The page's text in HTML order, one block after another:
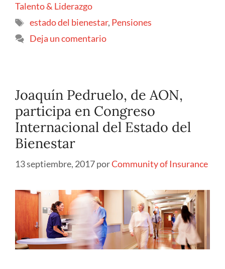
Talento & Liderazgo
estado del bienestar, Pensiones
Deja un comentario
Joaquín Pedruelo, de AON,
participa en Congreso
Internacional del Estado del
Bienestar
13 septiembre, 2017porCommunity of Insurance